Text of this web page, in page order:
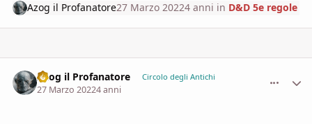
Azog il Profanatore27 Marzo 20224 anni in D&D 5e regole
Azog il Profanatore Circolo degli Antichi
27 Marzo 20224 anni